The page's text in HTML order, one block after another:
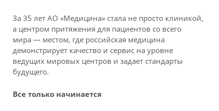
За 35 лет АО «Медицина» стала не просто клиникой,
а центром притяжения для пациентов со всего
мира — местом, где российская медицина
демонстрирует качество и сервис на уровне
ведущих мировых центров и задает стандарты
будущего.
Все только начинается